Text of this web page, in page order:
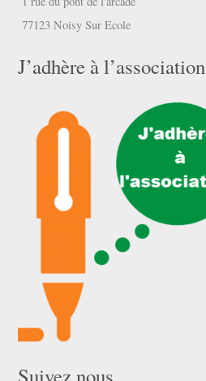
77123 Noisy Sur Ecole
J’adhère à l’association
Suivez nous …